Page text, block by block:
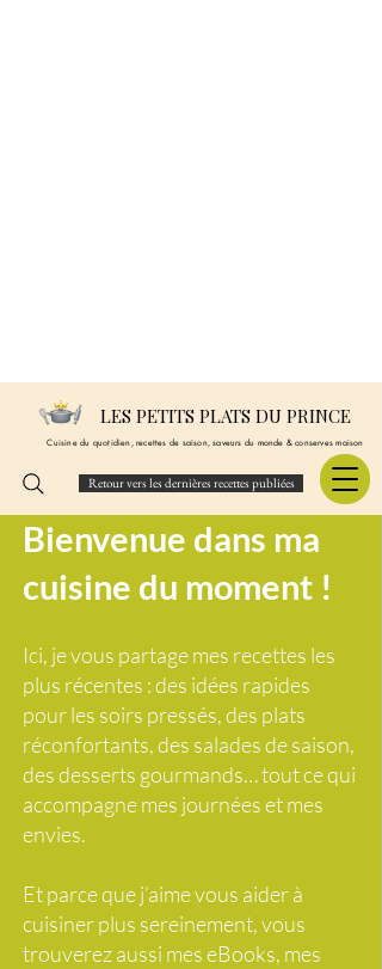
LES PETITS PLATS DU PRINCE
Cuisine du quotidien, recettes de saison, saveurs du monde & conserves maison
Retour vers les dernières recettes publiées
Bienvenue dans ma
cuisine du moment !
Ici, je vous partage mes recettes les
plus récentes : des idées rapides
pour les soirs pressés, des plats
réconfortants, des salades de saison,
des desserts gourmands… tout ce qui
accompagne mes journées et mes
envies.
Et parce que j’aime vous aider à
cuisiner plus sereinement, vous
trouverez aussi mes eBooks, mes